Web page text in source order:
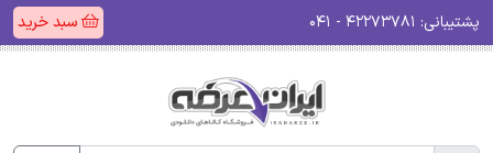
پشتیبانی: سبد خرید